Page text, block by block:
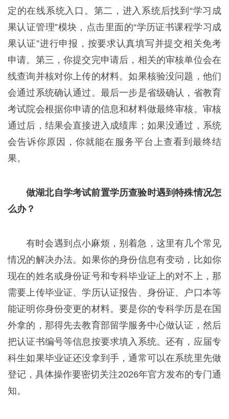
定的在线系统入口。第二，进入系统后找到“学习成
果认证管理”模块，点击里面的“学历证书课程学习成
果认证”进行申报，按要求认真填写并提交相关免考
申请。第三，你提交完申请后，相关的审核单位会在
线查询并核对你上传的材料。如果核验没问题，他们
会通过系统确认通过。最后一步是省级确认，省教育
考试院会根据你申请的信息和材料做最终审核。审核
通过后，结果会直接进入成绩库；如果没通过，系统
会告诉你原因，你就能在服务平台上查看到最终结
果。
做湖北自学考试前置学历查验时遇到特殊情况怎
么办？
有时会遇到点小麻烦，别着急，这里有几个常见
情况的解决办法。如果你的身份信息有变动，比如你
现在的姓名或身份证号和专科毕业证上的对不上，那
需要上传毕业证、学历认证报告、身份证、户口本等
能证明你身份变更的材料。要是你的专科学历是在国
外拿的，那得先去教育部留学服务中心做认证，然后
把认证书编号等信息按要求填入系统。还有，应届专
科生如果毕业证还没拿到手，通常可以在系统里先做
登记，具体操作要密切关注2026年官方发布的专门通
知。